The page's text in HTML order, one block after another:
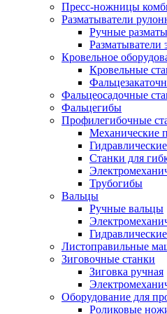
Пресс-ножницы
Разматыватели
Ручные
Разматыватели
Кровельное
Кровельные
Фальцеосадочные
Фальцегибы
Профилегибочные
Механические
Станки для
Трубогибы
Вальцы
Ручные вальцы
Листоправильные
Зиговочные станки
Зиговка ручная
Оборудование для
Роликовые